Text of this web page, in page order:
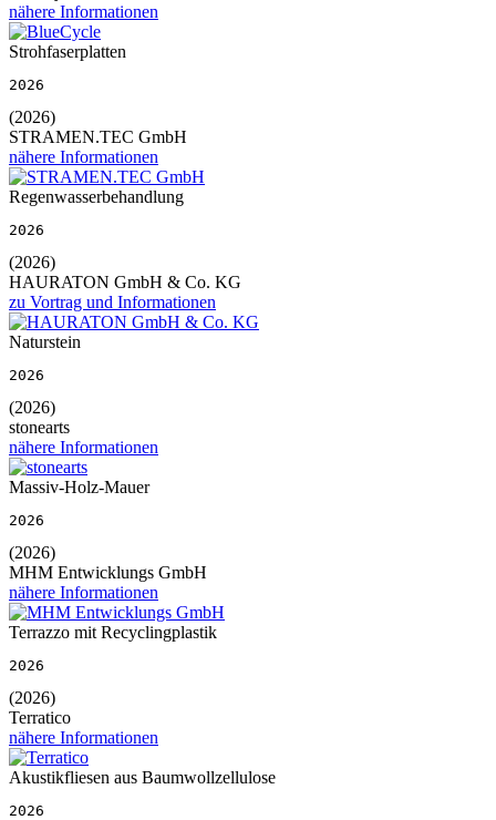
nähere Informationen
Strohfaserplatten
2026
(2026)
STRAMEN.TEC GmbH
nähere Informationen
Regenwasserbehandlung
2026
(2026)
HAURATON GmbH & Co. KG
zu Vortrag und Informationen
Naturstein
2026
(2026)
stonearts
nähere Informationen
Massiv-Holz-Mauer
2026
(2026)
MHM Entwicklungs GmbH
nähere Informationen
Terrazzo mit Recyclingplastik
2026
(2026)
Terratico
nähere Informationen
Akustikfliesen aus Baumwollzellulose
2026